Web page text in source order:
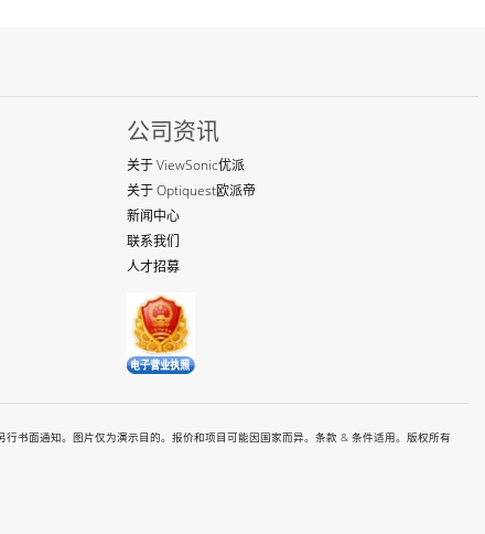
公司资讯
关于 ViewSonic优派
关于 Optiquest欧派帝
新闻中心
联系我们
人才招募
书面通知。图片仅为演示目的。报价和项目可能因国家而异。条款 & 条件适用。版权所有